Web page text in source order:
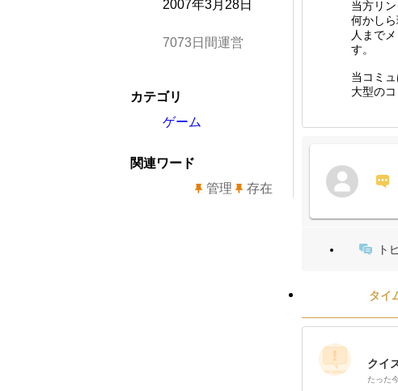
当方リ
何かし
人まで
す。
当コミ
大型の
ト
タイ
クイ
たった
2007年3月28日
7073日間運営
カテゴリ
ゲーム
関連ワード
管理
存在